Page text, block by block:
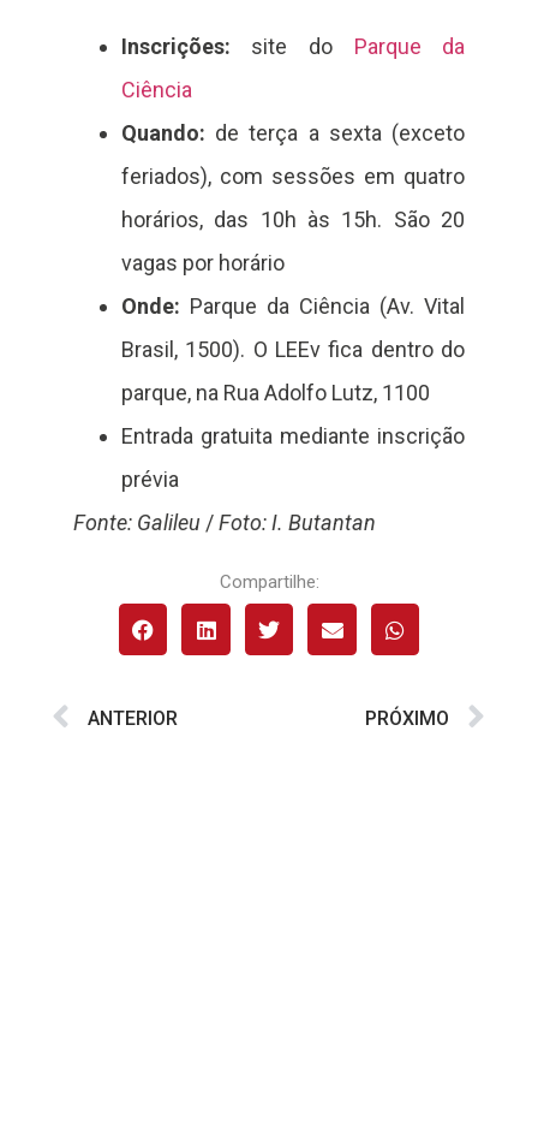
Inscrições: site do Parque da
Ciência
Quando: de terça a sexta (exceto
feriados), com sessões em quatro
horários, das 10h às 15h. São 20
vagas por horário
Onde: Parque da Ciência (Av. Vital
Brasil, 1500). O LEEv fica dentro do
parque, na Rua Adolfo Lutz, 1100
Entrada gratuita mediante inscrição
prévia
Fonte: Galileu /Foto: I. Butantan
Compartilhe:
ANTERIOR PRÓXIMO